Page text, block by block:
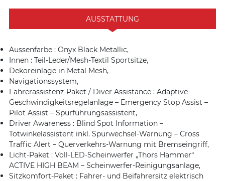
AUSSTATTUNG
Aussenfarbe : Onyx Black Metallic,
Innen : Teil-Leder/Mesh-Textil Sportsitze,
Dekoreinlage in Metal Mesh,
Navigationssystem,
Fahrerassistenz-Paket / Diver Assistance : Adaptive
Geschwindigkeitsregelanlage – Emergency Stop Assist –
Pilot Assist – Spurführungsassistent,
Driver Awareness : Blind Spot Information –
Totwinkelassistent inkl. Spurwechsel-Warnung – Cross
Traffic Alert – Querverkehrs-Warnung mit Bremseingriff,
Licht-Paket : Voll-LED-Scheinwerfer „Thors Hammer“
ACTIVE HIGH BEAM – Scheinwerfer-Reinigungsanlage,
Sitzkomfort-Paket : Fahrer- und Beifahrersitz elektrisch